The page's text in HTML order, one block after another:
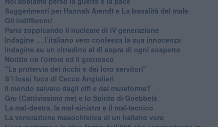
Suggerimenti per Hannah Arendt e La banalità del male
​Gli indifferenti
Parte zoppicando il nucleare di IV generazione
​Indagine … l’italiano vero confessa la sua innocenza
Indagine su un cittadino al di sopra di ogni sospetto
Notizie tra l'orrore ed il grottesco
"La protervia dei ricchi e dei loro servitori"
S’i fossi foco di Cecco Angiolieri
​Il mondo salvato dagli elfi e dai mutaforma?
Gru (Cattivissimo me) e lo Spirito di Goebbels
​La mal-destra, la mal-sinistra e il mal-tecnico
​La venerazione masochistica di un italiano vero